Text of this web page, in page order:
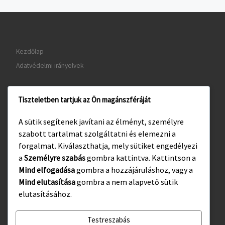
Kezdőlap
Adatvédelmi irányelvek
www.visitgyula.com
www.gyulakult.hu
Facebook Instagram
Tiszteletben tartjuk az Ön magánszféráját
A sütik segítenek javítani az élményt, személyre
szabott tartalmat szolgáltatni és elemezni a
forgalmat. Kiválaszthatja, mely sütiket engedélyezi
a Személyre szabásgombra kattintva. Kattintson a
Mind elfogadásagombra a hozzájáruláshoz, vagy a
Mind elutasításagombra a nem alapvető sütik
elutasításához.
Testreszabás